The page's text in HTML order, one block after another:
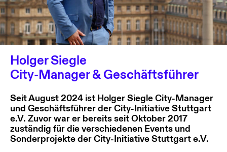
Holger Siegle
City-Manager & Geschäftsführer
Seit August 2024 ist Holger Siegle City-Manager
und Geschäftsführer der City-Initiative Stuttgart
e.V. Zuvor war er bereits seit Oktober 2017
zuständig für die verschiedenen Events und
Sonderprojekte der City-Initiative Stuttgart e.V.